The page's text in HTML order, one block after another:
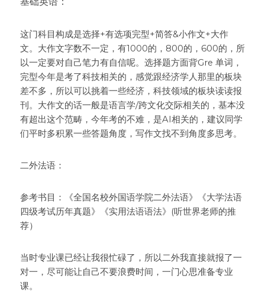
这门科目构成是选择+有选项完型+简答&小作文+大作
文。大作文字数不一定，有1000的，800的，600的，所
以一定要对自己笔力有自信呢。选择题方面背Gre 单词，
完型今年是考了科技相关的，感觉跟经济学人那里的板块
差不多，所以可以挑着一些经济，科技领域的板块读读报
刊。大作文的话一般是语言学/跨文化交际相关的，基本没
有超出这个范畴，今年考的不难，是AI相关的，建议同学
们平时多积累一些答题角度，写作文找不到角度多思考。
二外法语：
参考书目：《全国名校外国语学院二外法语》《大学法语
四级考试历年真题》《实用法语语法》(听世界老师的推
荐）
当时专业课已经让我很忙碌了，所以二外我直接就报了一
对一，尽可能让自己不要浪费时间，一门心思准备专业
课。